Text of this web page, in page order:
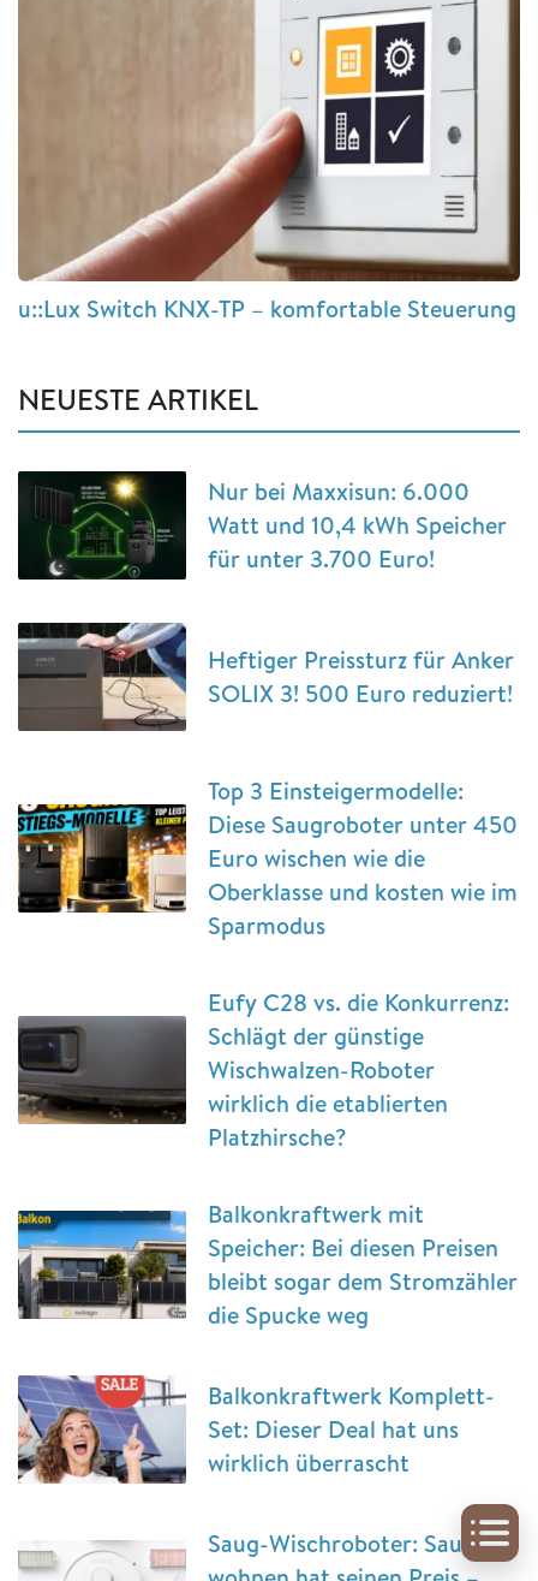
u::Lux Switch KNX-TP – komfortable Steuerung
NEUESTE ARTIKEL
Nur bei Maxxisun: 6.000
Watt und 10,4 kWh Speicher
für unter 3.700 Euro!
Heftiger Preissturz für Anker
SOLIX 3! 500 Euro reduziert!
Top 3 Einsteigermodelle:
Diese Saugroboter unter 450
Euro wischen wie die
Oberklasse und kosten wie im
Sparmodus
Eufy C28 vs. die Konkurrenz:
Schlägt der günstige
Wischwalzen-Roboter
wirklich die etablierten
Platzhirsche?
Balkonkraftwerk mit
Speicher: Bei diesen Preisen
bleibt sogar dem Stromzähler
die Spucke weg
Balkonkraftwerk Komplett-
Set: Dieser Deal hat uns
wirklich überrascht
Saug-Wischroboter: Sauber